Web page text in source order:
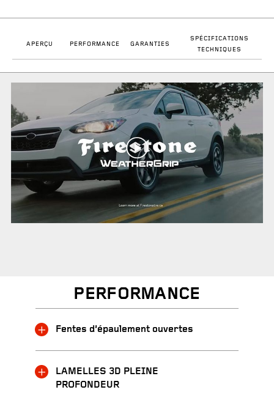
APERÇU PERFORMANCE GARANTIES
SPÉCIFICATIONS
TECHNIQUES
PERFORMANCE
Fentes d’épaulement ouvertes
LAMELLES 3D PLEINE
PROFONDEUR